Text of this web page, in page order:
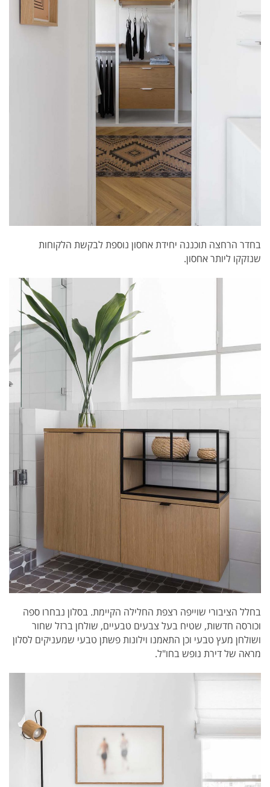
בחדר הרחצה תוכננה יחידת אחסון נוספת לבקשת הלקוחות
שנזקקו ליותר אחסון.
בחלל הציבורי שוייפה רצפת החלילה הקיימת. בסלון נבחרו ספה
וכורסה חדשות, שטיח בעל צבעים טבעיים, שולחן ברזל שחור
ושולחן מעץ טבעי וכן התאמנו וילונות פשתן טבעי שמעניקים לסלון
מראה של דירת נופש בחו"ל.